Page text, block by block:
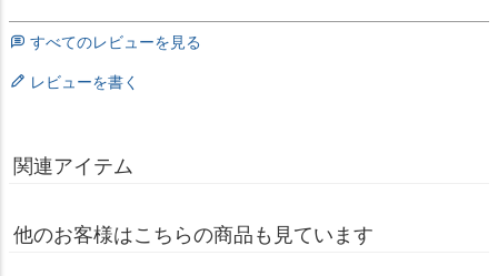
すべてのレビューを見る
レビューを書く
関連アイテム
他のお客様はこちらの商品も見ています